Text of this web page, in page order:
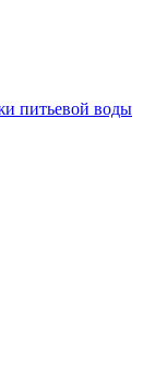
питьевой воды